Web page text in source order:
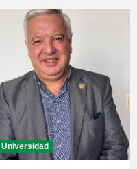
Universidad